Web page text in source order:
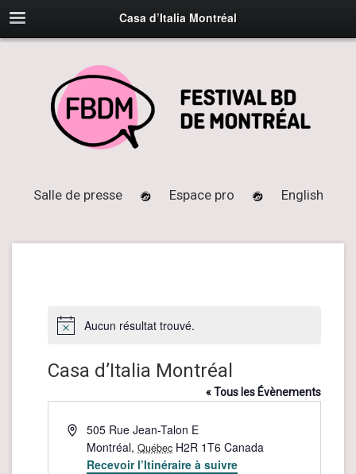
Casa d’Italia Montréal
Salle de presse Espace pro English
NoticeAucun résultat trouvé.
Casa d’Italia Montréal
« Tous les Évènements
Adresse505 Rue Jean-Talon E
Montréal, Québec H2R 1T6 Canada
Recevoir l’Itinéraire à suivre